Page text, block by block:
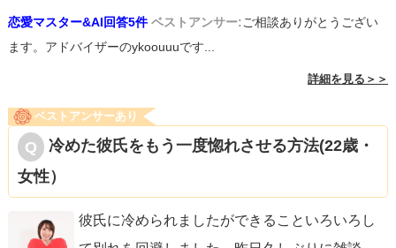
恋愛マスター&AI回答5件 ベストアンサー:ご相談ありがとうござい
ます。アドバイザーのykoouuuです...
詳細を見る＞＞
ベストアンサーあり
冷めた彼氏をもう一度惚れさせる方法(22歳・
女性）
彼氏に冷められましたができることいろいろし